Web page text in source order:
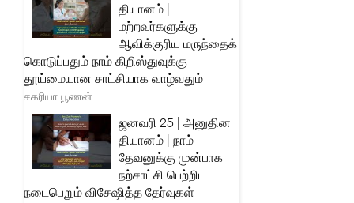
தியானம் |
மற்றவர்களுக்கு
ஆவிக்குரிய மருந்தைக்
கொடுப்பதும் நாம் கிறிஸ்துவுக்கு
தூய்மையான சாட்சியாக வாழ்வதும்
சகரியா பூணன்
ஜனவரி 25 | அனுதின
தியானம் | நாம்
தேவனுக்கு முன்பாக
நற்சாட்சி பெற்றிட
நடைபெறும் விசேஷித்த தேர்வுகள்